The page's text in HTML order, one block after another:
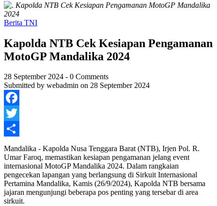
Kapolda NTB Cek Kesiapan Pengamanan MotoGP Mandalika
2024
Berita TNI
Kapolda NTB Cek Kesiapan Pengamanan
MotoGP Mandalika 2024
28 September 2024 - 0 Comments
Submitted by webadmin on 28 September 2024
Facebook
Twitter
Share
Mandalika - Kapolda Nusa Tenggara Barat (NTB), Irjen Pol. R.
Umar Faroq, memastikan kesiapan pengamanan jelang event
internasional MotoGP Mandalika 2024. Dalam rangkaian
pengecekan lapangan yang berlangsung di Sirkuit Internasional
Pertamina Mandalika, Kamis (26/9/2024), Kapolda NTB bersama
jajaran mengunjungi beberapa pos penting yang tersebar di area
sirkuit.